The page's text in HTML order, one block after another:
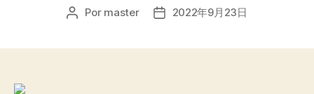
Autor
Por master
Fecha2022年9月23日